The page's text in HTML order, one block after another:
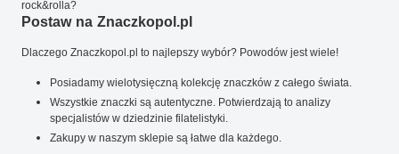
rock&rolla?
Postaw na Znaczkopol.pl
Dlaczego Znaczkopol.pl to najlepszy wybór? Powodów jest wiele!
Posiadamy wielotysięczną kolekcję znaczków z całego świata.
Wszystkie znaczki są autentyczne. Potwierdzają to analizy
specjalistów w dziedzinie filatelistyki.
Zakupy w naszym sklepie są łatwe dla każdego.